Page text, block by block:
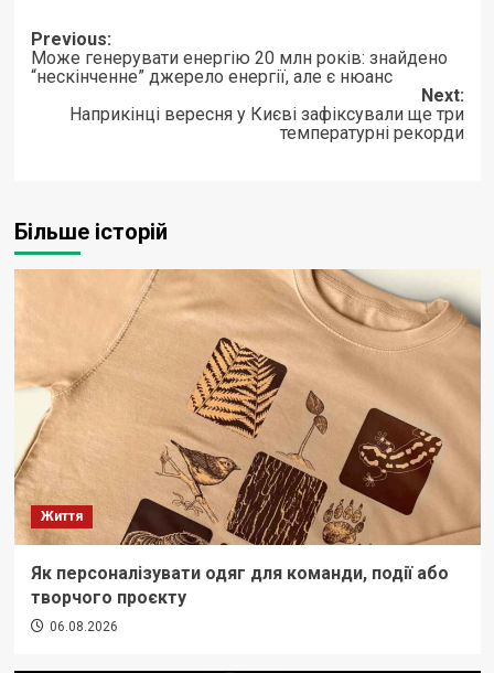
Post
navigation
Previous:
Може генерувати енергію 20 млн років: знайдено
“нескінченне” джерело енергії, але є нюанс
Next:
Наприкінці вересня у Києві зафіксували ще три
температурні рекорди
Більше історій
Життя
Як персоналізувати одяг для команди, події або
творчого проєкту
06.08.2026